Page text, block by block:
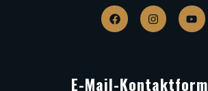
E-Mail-